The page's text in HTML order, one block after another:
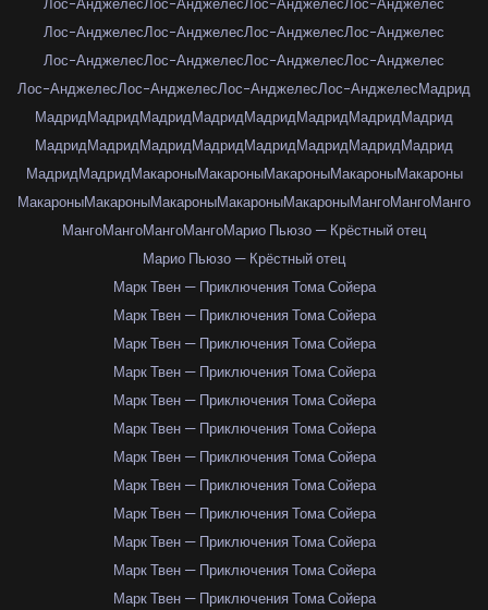
Лос-АнджелесЛос-АнджелесЛос-АнджелесЛос-Анджелес
Лос-АнджелесЛос-АнджелесЛос-АнджелесЛос-Анджелес
Лос-АнджелесЛос-АнджелесЛос-АнджелесЛос-Анджелес
Лос-АнджелесЛос-АнджелесЛос-АнджелесЛос-АнджелесМадрид
МадридМадридМадридМадридМадридМадридМадридМадрид
МадридМадридМадридМадридМадридМадридМадридМадрид
МадридМадридМакароныМакароныМакароныМакароныМакароны
МакароныМакароныМакароныМакароныМакароныМангоМангоМанго
МангоМангоМангоМангоМарио Пьюзо — Крёстный отец
Марио Пьюзо — Крёстный отец
Марк Твен — Приключения Тома Сойера
Марк Твен — Приключения Тома Сойера
Марк Твен — Приключения Тома Сойера
Марк Твен — Приключения Тома Сойера
Марк Твен — Приключения Тома Сойера
Марк Твен — Приключения Тома Сойера
Марк Твен — Приключения Тома Сойера
Марк Твен — Приключения Тома Сойера
Марк Твен — Приключения Тома Сойера
Марк Твен — Приключения Тома Сойера
Марк Твен — Приключения Тома Сойера
Марк Твен — Приключения Тома Сойера